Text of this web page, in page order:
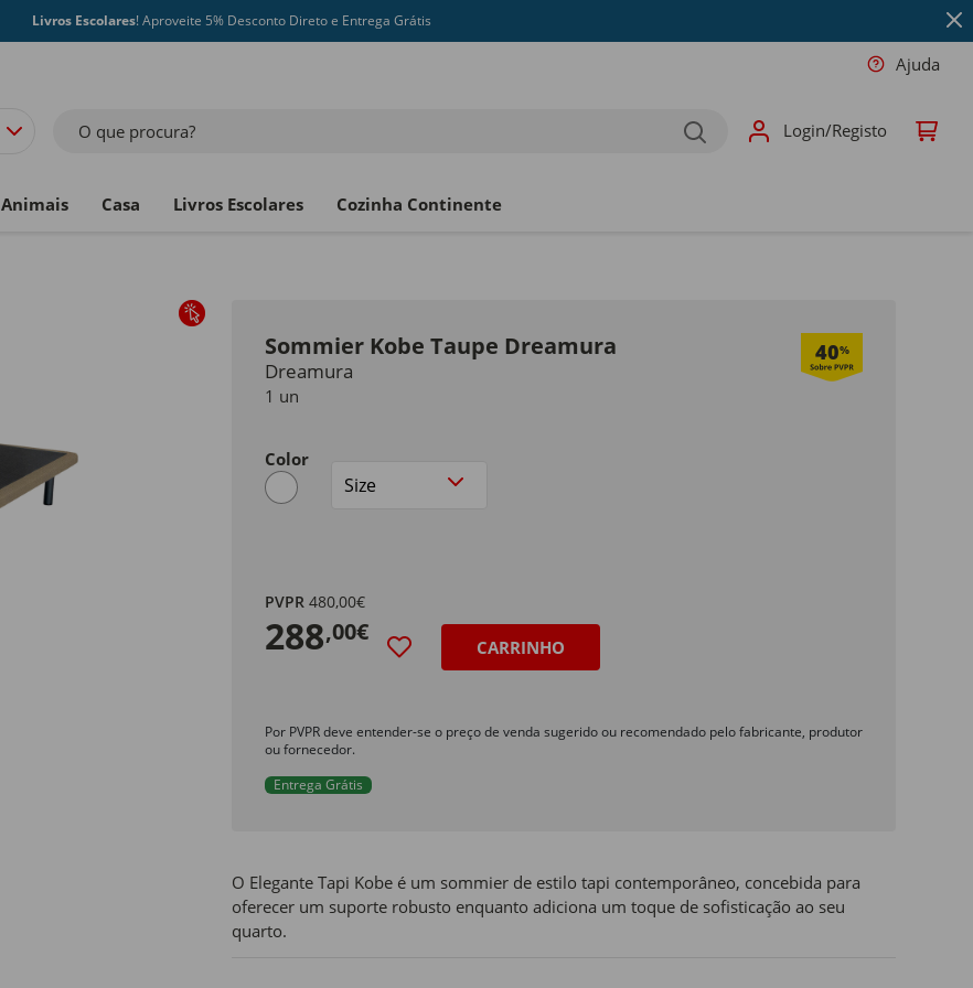
Livros Escolares! Aproveite 5% Desconto Direto e Entrega Grátis
Ajuda
O que procura? Login/Registo
Animais Casa Livros Escolares Cozinha Continente
Sommier Kobe Taupe Dreamura 40%
Dreamura
1 un
Color
Size
PVPR 480,00€
288,00€
CARRINHO
Por PVPR deve entender-se o preço de venda sugerido ou recomendado pelo fabricante, produtor
ou fornecedor.
Entrega Grátis
O Elegante Tapi Kobe é um sommier de estilo tapi contemporâneo, concebida para
oferecer um suporte robusto enquanto adiciona um toque de sofisticação ao seu
quarto.